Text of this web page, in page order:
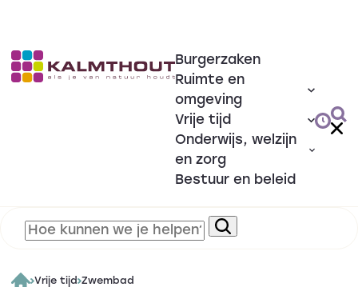
Burgerzaken
Ruimte en
omgeving
Vrije tijd
Onderwijs, welzijn
en zorg
Bestuur en beleid
Vrije tijd Zwembad